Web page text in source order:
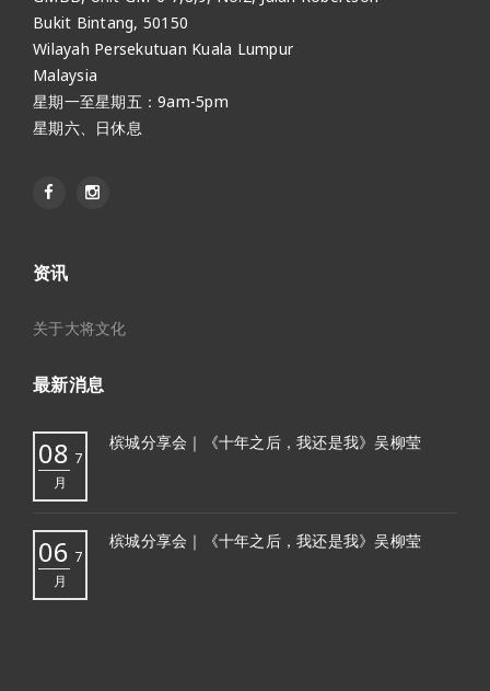
Bukit Bintang, 50150
Wilayah Persekutuan Kuala Lumpur
Malaysia
星期一至星期五：9am-5pm
星期六、日休息
资讯
关于大将文化
最新消息
08 7
月
槟城分享会｜《十年之后，我还是我》吴柳莹
06 7
月
槟城分享会｜《十年之后，我还是我》吴柳莹